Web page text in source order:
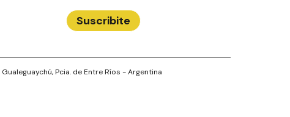
Suscribite
Gualeguaychú, Pcia. de Entre Ríos - Argentina